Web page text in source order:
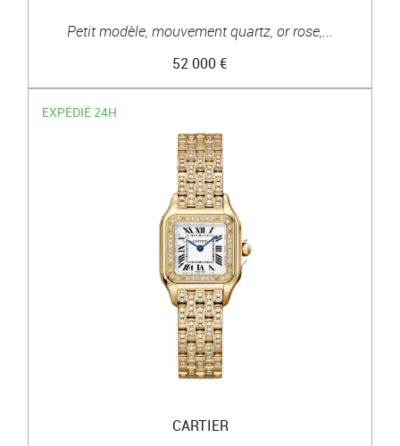
Petit modèle, mouvement quartz, or rose,...
52 000 €
EXPÉDIÉ 24H
CARTIER